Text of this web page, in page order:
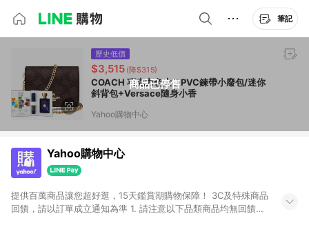
筆記
商品已停售
歷史低價
$3,515 (降$315)
COACH 巧克力色大C PVC鍊帶小廢包/迷你
斜背包+Versace隨身小香
Yahoo購物中心
Yahoo購物中心
提供百萬商品讓您超好逛，15天鑑賞期購物保障！ 3C及特殊商品
回饋，請以訂單成立通知為準 1. 請注意以下品類商品均無回饋：